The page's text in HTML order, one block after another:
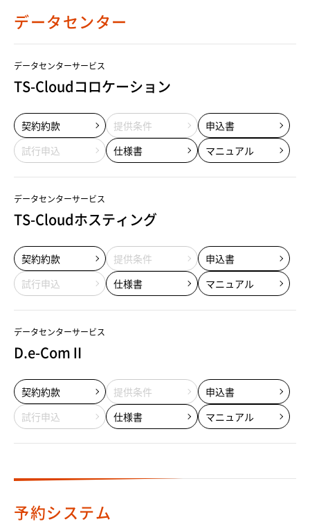
データセンター
データセンターサービス
TS-Cloudコロケーション
契約約款 提供条件
申込書
試行申込
仕様書 マニュアル
データセンターサービス
TS-Cloudホスティング
契約約款 提供条件
申込書
試行申込
仕様書 マニュアル
データセンターサービス
D.e-ComⅡ
契約約款 提供条件
申込書
試行申込
仕様書 マニュアル
予約システム